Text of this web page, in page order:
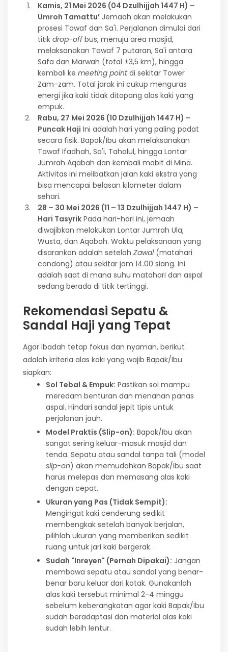
Kamis, 21 Mei 2026 (04 Dzulhijjah 1447 H) –
Umroh Tamattu’ Jemaah akan melakukan
prosesi Tawaf dan Sa'i. Perjalanan dimulai dari
titik drop-offbus, menuju area masjid,
melaksanakan Tawaf 7 putaran, Sa'i antara
Safa dan Marwah (total ±3,5 km), hingga
kembali ke meeting pointdi sekitar Tower
Zam-zam. Total jarak ini cukup menguras
energi jika kaki tidak ditopang alas kaki yang
empuk.
Rabu, 27 Mei 2026 (10 Dzulhijjah 1447 H) –
Puncak Haji Ini adalah hari yang paling padat
secara fisik. Bapak/Ibu akan melaksanakan
Tawaf Ifadhah, Sa'i, Tahalul, hingga Lontar
Jumrah Aqabah dan kembali mabit di Mina.
Aktivitas ini melibatkan jalan kaki ekstra yang
bisa mencapai belasan kilometer dalam
sehari.
28 – 30 Mei 2026 (11 – 13 Dzulhijjah 1447 H) –
Hari Tasyrik Pada hari-hari ini, jemaah
diwajibkan melakukan Lontar Jumrah Ula,
Wusta, dan Aqabah. Waktu pelaksanaan yang
disarankan adalah setelah Zawal(matahari
condong) atau sekitar jam 14.00 siang. Ini
adalah saat di mana suhu matahari dan aspal
sedang berada di titik tertinggi.
Rekomendasi Sepatu &
Sandal Haji yang Tepat
Agar ibadah tetap fokus dan nyaman, berikut
adalah kriteria alas kaki yang wajib Bapak/Ibu
siapkan:
Sol Tebal & Empuk: Pastikan sol mampu
meredam benturan dan menahan panas
aspal. Hindari sandal jepit tipis untuk
perjalanan jauh.
Model Praktis (Slip-on): Bapak/Ibu akan
sangat sering keluar-masuk masjid dan
tenda. Sepatu atau sandal tanpa tali (model
slip-on) akan memudahkan Bapak/Ibu saat
harus melepas dan memasang alas kaki
dengan cepat.
Ukuran yang Pas (Tidak Sempit):
Mengingat kaki cenderung sedikit
membengkak setelah banyak berjalan,
pilihlah ukuran yang memberikan sedikit
ruang untuk jari kaki bergerak.
Sudah "Inreyen" (Pernah Dipakai): Jangan
membawa sepatu atau sandal yang benar-
benar baru keluar dari kotak. Gunakanlah
alas kaki tersebut minimal 2-4 minggu
sebelum keberangkatan agar kaki Bapak/Ibu
sudah beradaptasi dan material alas kaki
sudah lebih lentur.